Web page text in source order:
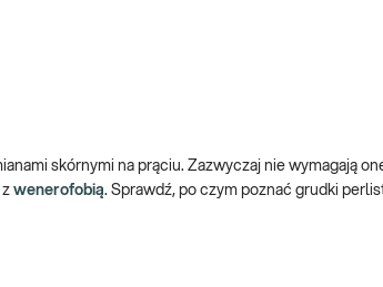
skórnymi na prąciu. Zazwyczaj nie wymagają
z wenerofobią. Sprawdź, po czym poznać grudki